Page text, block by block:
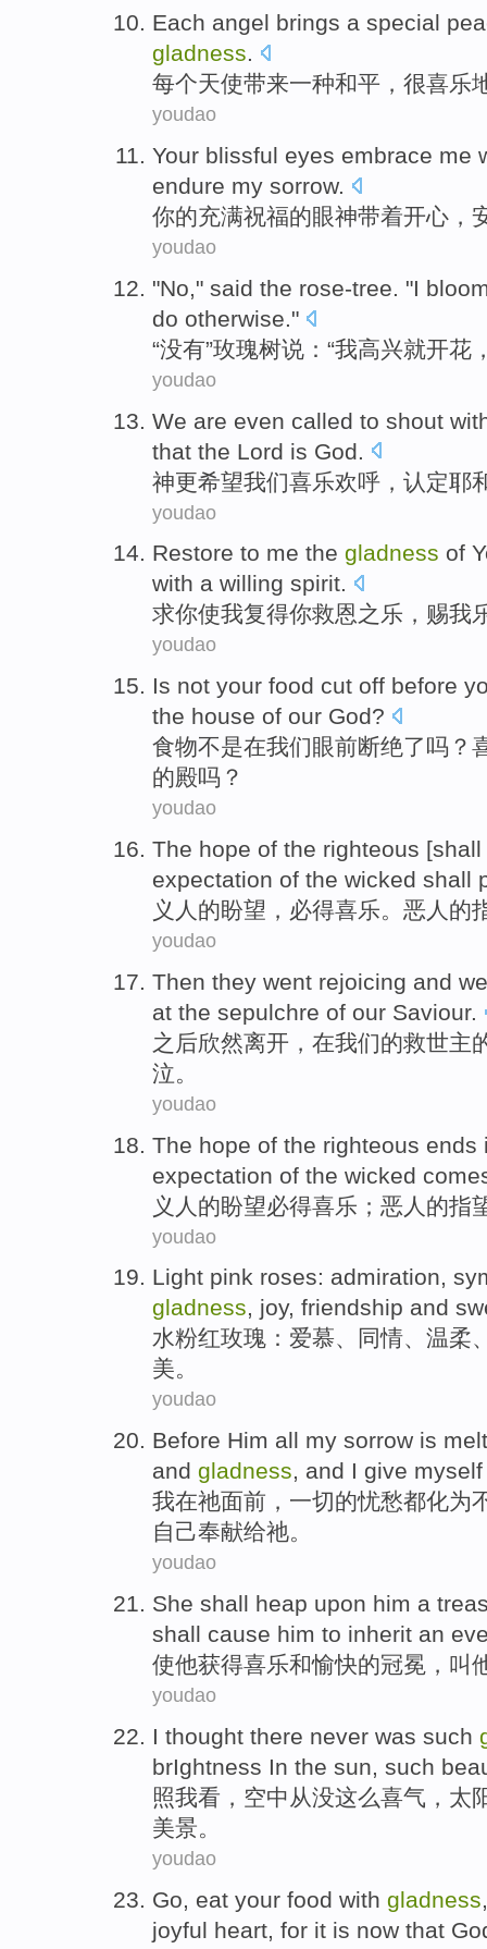
Each angel brings a special
gladness.
每个天使带来一种和平 ，很喜乐
youdao
Your blissful eyes embrace me
endure my sorrow.
你的充满祝福的眼神带着开心 ，
youdao
"No," said the rose-tree. "I
do otherwise."
“没有”玫瑰树说 ：“我高兴就开花
youdao
We are even called to shout
that the Lord is God
神更希望我们喜乐欢呼 ，认定耶
youdao
Restore to me the gladness of
with a willing spirit.
求你使我复得你救恩之乐，赐我
youdao
Is not your food cut off before
the house of our God?
食物不是在我们眼前断绝了吗？
的殿吗？
youdao
The hope of the righteous
expectation of the wicked shall
义人 的盼望 ， 必得喜乐。 恶人的
youdao
Then they went rejoicing and
at the sepulchre of our Saviour.
之后欣然离开 ， 在我们的救世主
泣。
youdao
The hope of the righteous ends
expectation of the wicked
义 人 的盼望必得喜乐； 恶人 的指
youdao
Light pink roses: admiration,
gladness, joy, friendship and
水粉红玫瑰 ： 爱慕、 同情、 温柔
美。
youdao
Before Him all my sorrow is
and gladness, and I give myself
我在祂面前 ， 一切的忧愁都化为
自己奉献给祂。
youdao
She shall heap upon him a
shall cause him to inherit an
使他获得喜乐和愉快的冠冕， 叫
youdao
I thought there never was such
brIghtness In the sun, such
照我看， 空中 从没这么喜气 ， 太
美景。
youdao
Go eat your food with gladness
joyful heart for it is now that